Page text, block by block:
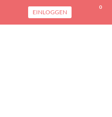
0
EINLOGGEN